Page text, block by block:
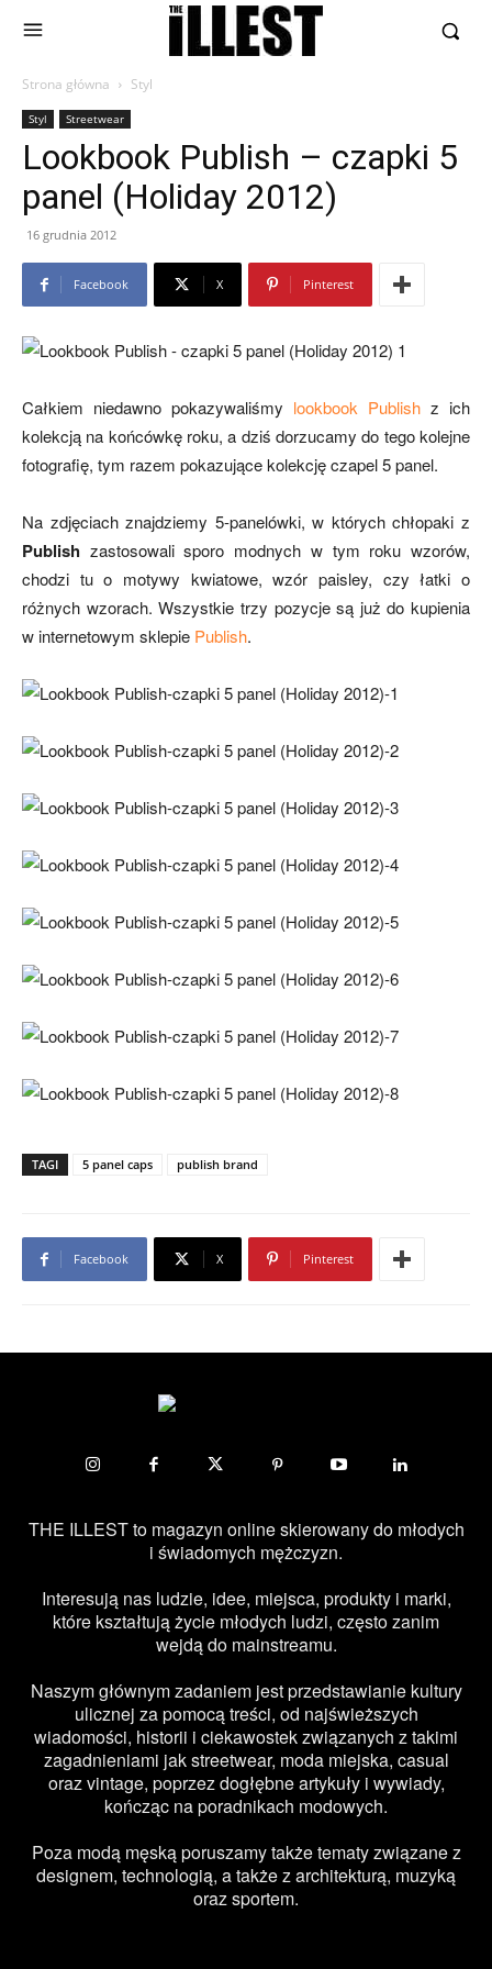
Strona główna Styl
Styl Streetwear
Lookbook Publish – czapki 5
panel (Holiday 2012)
16 grudnia 2012
Facebook X Pinterest
Całkiem niedawno pokazywaliśmy lookbook Publish z ich
kolekcją na końcówkę roku, a dziś dorzucamy do tego kolejne
fotografię, tym razem pokazujące kolekcję czapel 5 panel.
Na zdjęciach znajdziemy 5-panelówki, w których chłopaki z
Publish zastosowali sporo modnych w tym roku wzorów,
chodzi tu o motywy kwiatowe, wzór paisley, czy łatki o
różnych wzorach. Wszystkie trzy pozycje są już do kupienia
w internetowym sklepie Publish.
TAGI 5 panel caps publish brand
Facebook X Pinterest
THE ILLEST to magazyn online skierowany do młodych
i świadomych mężczyzn.
Interesują nas ludzie, idee, miejsca, produkty i marki,
które kształtują życie młodych ludzi, często zanim
wejdą do mainstreamu.
Naszym głównym zadaniem jest przedstawianie kultury
ulicznej za pomocą treści, od najświeższych
wiadomości, historii i ciekawostek związanych z takimi
zagadnieniami jak streetwear, moda miejska, casual
oraz vintage, poprzez dogłębne artykuły i wywiady,
kończąc na poradnikach modowych.
Poza modą męską poruszamy także tematy związane z
designem, technologią, a także z architekturą, muzyką
oraz sportem.